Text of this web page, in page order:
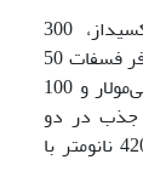
برای اندازه‌گیری فعالیت آنزیم گایاکول پراکسیداز، 300
میکرولیتر از عصاره گیاهی با 2500 میکرولیتر بافر فسفات 50
میلی‌مولار و 100 میکرولیتر آب اکسیژنه 15 میلی‌مولار و 100
میزان جذب در دو
دقیقه با فواصل زمانی 30 ثانیه در طول موج 420 نانومتر با